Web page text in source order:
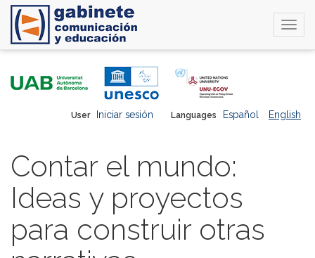
Languages Español English
User Iniciar sesión
Contar el mundo:
Ideas y proyectos
para construir otras